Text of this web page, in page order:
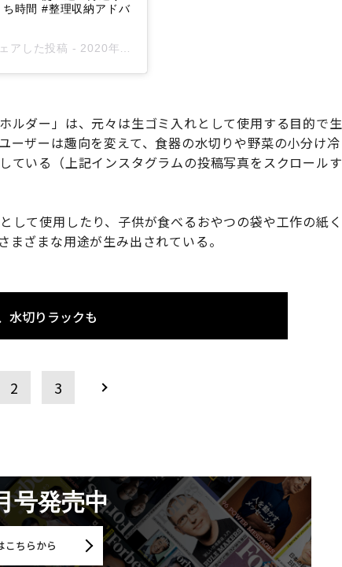
時間 #整理収納アドバ
アした投稿 - 2020年 9月月1日午前12時02分PDT
ルダー」は、元々は生ゴミ入れとして使用する目的で生
ーザーは趣向を変えて、食器の水切りや野菜の小分け冷
ている（上記インスタグラムの投稿写真をスクロールす
して使用したり、子供が食べるおやつの袋や工作の紙く
ざまな用途が生み出されている。
水切りラックも
2 3
号発売中
こちらから